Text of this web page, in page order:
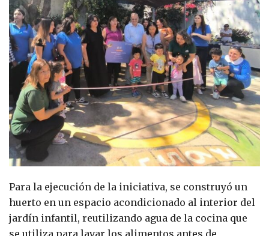
Para la ejecución de la iniciativa, se construyó un
huerto en un espacio acondicionado al interior del
jardín infantil, reutilizando agua de la cocina que
se utiliza para lavar los alimentos antes de